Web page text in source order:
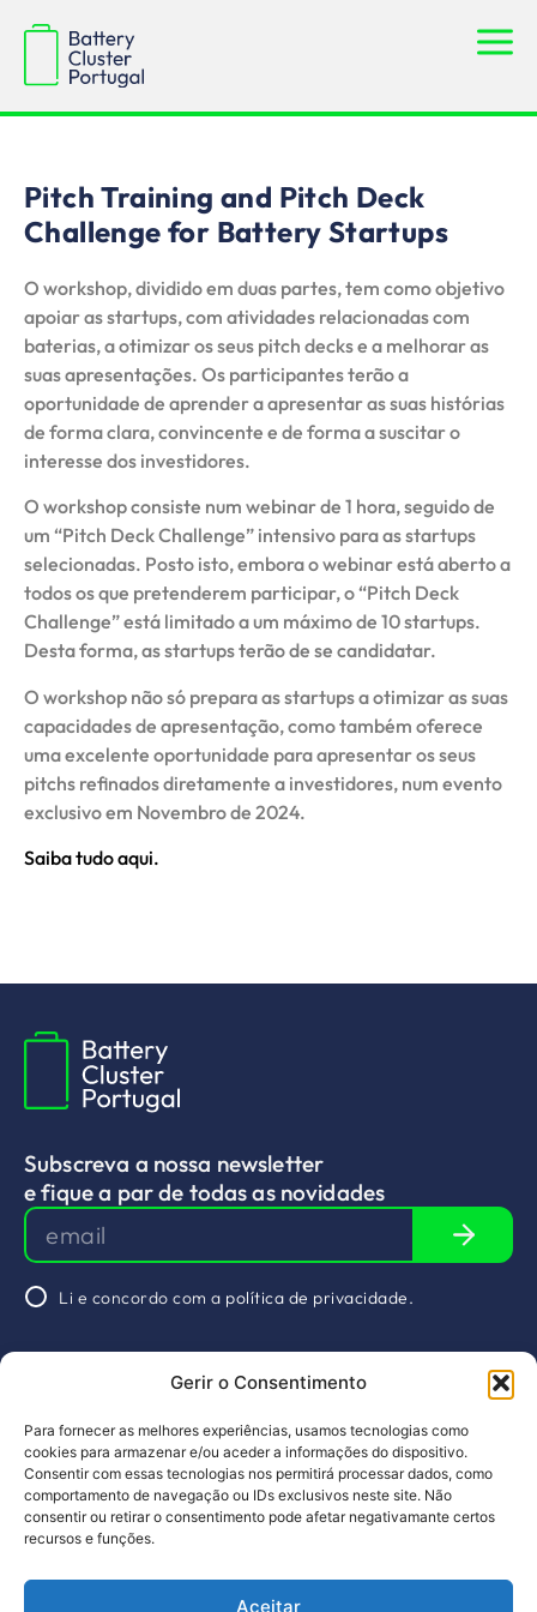
Gerir o Consentimento
Para fornecer as melhores experiências, usamos tecnologias como
cookies para armazenar e/ou aceder a informações do dispositivo.
Consentir com essas tecnologias nos permitirá processar dados, como
comportamento de navegação ou IDs exclusivos neste site. Não
consentir ou retirar o consentimento pode afetar negativamante certos
recursos e funções.
Aceitar
Pitch Training and Pitch Deck
Challenge for Battery Startups
O workshop, dividido em duas partes, tem como objetivo
apoiar as startups, com atividades relacionadas com
baterias, a otimizar os seus pitch decks e a melhorar as
suas apresentações. Os participantes terão a
oportunidade de aprender a apresentar as suas histórias
de forma clara, convincente e de forma a suscitar o
interesse dos investidores.
O workshop consiste num webinar de 1 hora, seguido de
um “Pitch Deck Challenge” intensivo para as startups
selecionadas. Posto isto, embora o webinar está aberto a
todos os que pretenderem participar, o “Pitch Deck
Challenge” está limitado a um máximo de 10 startups.
Desta forma, as startups terão de se candidatar.
O workshop não só prepara as startups a otimizar as suas
capacidades de apresentação, como também oferece
uma excelente oportunidade para apresentar os seus
pitchs refinados diretamente a investidores, num evento
exclusivo em Novembro de 2024.
Saiba tudo aqui.
Subscreva a nossa newsletter
e fique a par de todas as novidades
Li e concordo com a política de privacidade.
&nbsp
Sobre nós
Arquivos
Projetos
Serviços
Membros
Agenda
Redes Sociais
Linkedin